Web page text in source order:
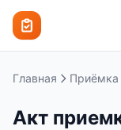
Перейти к
Главная Приёмка
Акт